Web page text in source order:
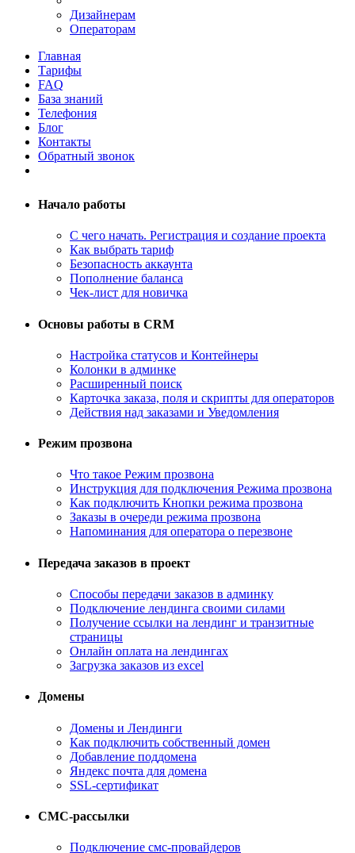
Дизайнерам
Операторам
Главная
Тарифы
FAQ
База знаний
Телефония
Блог
Контакты
Обратный звонок
Начало работы
С чего начать. Регистрация и создание проекта
Как выбрать тариф
Безопасность аккаунта
Пополнение баланса
Чек-лист для новичка
Основы работы в CRM
Настройка статусов и Контейнеры
Колонки в админке
Расширенный поиск
Карточка заказа, поля и скрипты для операторов
Действия над заказами и Уведомления
Режим прозвона
Что такое Режим прозвона
Инструкция для подключения Режима прозвона
Как подключить Кнопки режима прозвона
Заказы в очереди режима прозвона
Напоминания для оператора о перезвоне
Передача заказов в проект
Способы передачи заказов в админку
Подключение лендинга своими силами
Получение ссылки на лендинг и транзитные
страницы
Онлайн оплата на лендингах
Загрузка заказов из excel
Домены
Домены и Лендинги
Как подключить собственный домен
Добавление поддомена
Яндекс почта для домена
SSL-сертификат
СМС-рассылки
Подключение смс-провайдеров